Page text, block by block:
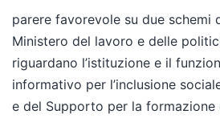
parere favorevole su due schemi
Ministero del lavoro e delle
riguardano l’istituzione e il
informativo per l’inclusione
e del Supporto per la formazione